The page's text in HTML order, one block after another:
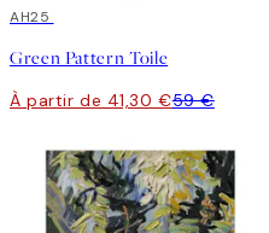
30%*
AH25
Green Pattern Toile
À partir de 41,30 €59 €